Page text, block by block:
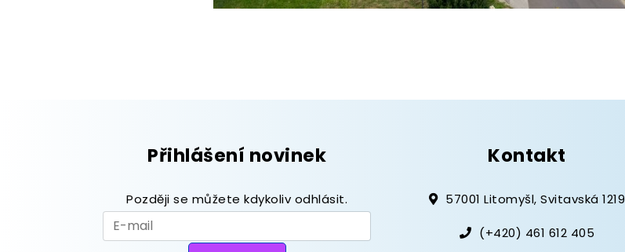
Přihlášení novinek
Později se můžete kdykoliv odhlásit.
Kontakt
57001 Litomyšl, Svitavská 1219
(+420) 461 612 405